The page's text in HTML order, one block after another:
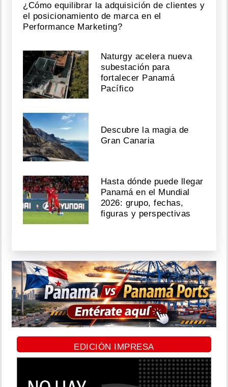
¿Cómo equilibrar la adquisición de clientes y
el posicionamiento de marca en el
Performance Marketing?
Naturgy acelera nueva
subestación para
fortalecer Panamá
Pacífico
Descubre la magia de
Gran Canaria
Hasta dónde puede llegar
Panamá en el Mundial
2026: grupo, fechas,
figuras y perspectivas
EDICIÓN IMPRESA